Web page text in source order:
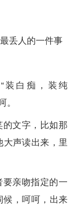
丢人的一件事
装白痴，装纯
。
文字，比如那
声读出来，里
亲吻指定的一
候，呵呵，出来